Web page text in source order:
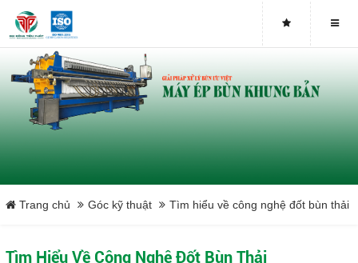
Buy genuine sludge press machines
Belt Press
Screw Press
Máy sấy bùn
Trang chủ Góc kỹ thuật Tìm hiểu về công nghệ đốt bùn thải
Tìm Hiểu Về Công Nghệ Đốt Bùn Thải